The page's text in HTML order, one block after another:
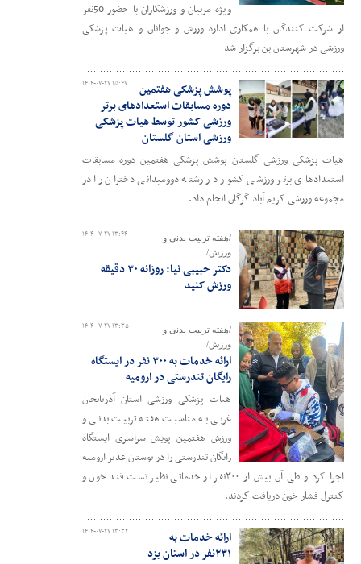
ویژه مربیان و ورزشکاران با حضور 50نفر
از شرکت کنندگان با همکاری اداره ورزش و جوانان و هیات پزشکی
ورزشی در شهرستان بن برگزار شد
۱۴۰۴-۰۷-۲۷ ۱۵:۴۷
پوشش پزشکی هفتمین
دوره مسابقات استعدادهای برتر
ورزشی کشور توسط هیات پزشکی
ورزشی استان گلستان
هیات پزشکی ورزشی گلستان پوشش پزشکی هفتمین دوره مسابقات
استعدادهای برتر ورزشی کشور در رشته دوومیدانی دختران را در
مجموعه ورزشی کریم آباد گرگان انجام داد.
۱۴۰۴-۰۷-۲۷ ۱۳:۴۴
/هفته تربیت بدنی و
ورزش/
دکتر حبیبی نیا: روزانه ۳۰ دقیقه
ورزش کنید
۱۴۰۴-۰۷-۲۷ ۱۳:۳۵
/هفته تربیت بدنی و
ورزش/
ارائه خدمات به ۳۰۰ نفر در ایستگاه
رایگان تندرستی در ارومیه
هیات پزشکی ورزشی استان آذربایجان
غربی به مناسبت هفته تربیت بدنی و
ورزش هفتمین پویش سراسری ایستگاه
رایگان تندرستی را در بوستان غدیر ارومیه
اجرا کرد و طی آن بیش از ۳۰۰نفر از خدماتی نظیر تست قند خون و
کنترل فشار خون دریافت کردند.
۱۴۰۴-۰۷-۲۷ ۱۳:۳۲
ارائه خدمات به
۲۳۱نفر در استان یزد